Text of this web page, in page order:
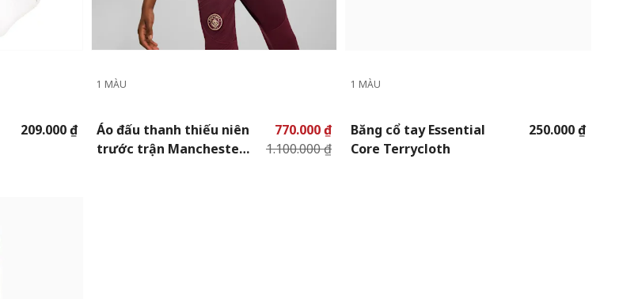
209.000 ₫
1 MÀU
Áo đấu thanh thiếu niên
trước trận Manchester
770.000 ₫
1.100.000 ₫
1 MÀU
Băng cổ tay Essential
Core Terrycloth
250.000 ₫